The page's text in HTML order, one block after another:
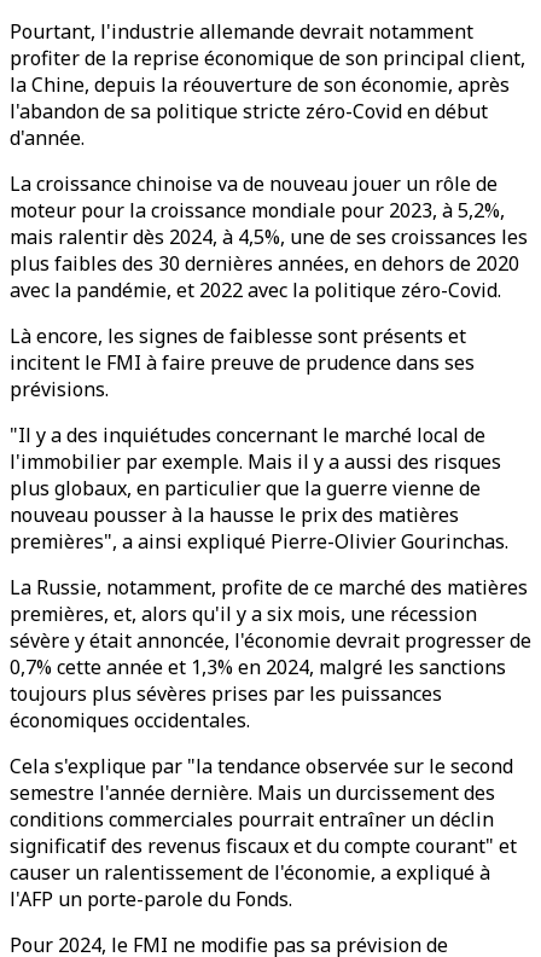
Pourtant, l'industrie allemande devrait notamment
profiter de la reprise économique de son principal client,
la Chine, depuis la réouverture de son économie, après
l'abandon de sa politique stricte zéro-Covid en début
d'année.
La croissance chinoise va de nouveau jouer un rôle de
moteur pour la croissance mondiale pour 2023, à 5,2%,
mais ralentir dès 2024, à 4,5%, une de ses croissances les
plus faibles des 30 dernières années, en dehors de 2020
avec la pandémie, et 2022 avec la politique zéro-Covid.
Là encore, les signes de faiblesse sont présents et
incitent le FMI à faire preuve de prudence dans ses
prévisions.
"Il y a des inquiétudes concernant le marché local de
l'immobilier par exemple. Mais il y a aussi des risques
plus globaux, en particulier que la guerre vienne de
nouveau pousser à la hausse le prix des matières
premières", a ainsi expliqué Pierre-Olivier Gourinchas.
La Russie, notamment, profite de ce marché des matières
premières, et, alors qu'il y a six mois, une récession
sévère y était annoncée, l'économie devrait progresser de
0,7% cette année et 1,3% en 2024, malgré les sanctions
toujours plus sévères prises par les puissances
économiques occidentales.
Cela s'explique par "la tendance observée sur le second
semestre l'année dernière. Mais un durcissement des
conditions commerciales pourrait entraîner un déclin
significatif des revenus fiscaux et du compte courant" et
causer un ralentissement de l'économie, a expliqué à
l'AFP un porte-parole du Fonds.
Pour 2024, le FMI ne modifie pas sa prévision de